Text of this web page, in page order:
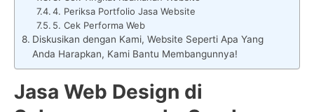
4. Periksa Portfolio Jasa Website
5. Cek Performa Web
Diskusikan dengan Kami, Website Seperti Apa Yang
Anda Harapkan, Kami Bantu Membangunnya!
Jasa Web Design di